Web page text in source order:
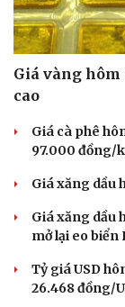
Giá vàng hôm
cao
Giá cà phê
97.000 đồng/
Giá xăng dầu
Giá xăng dầu
mở lại eo
Tỷ giá USD
26.468 đồng/